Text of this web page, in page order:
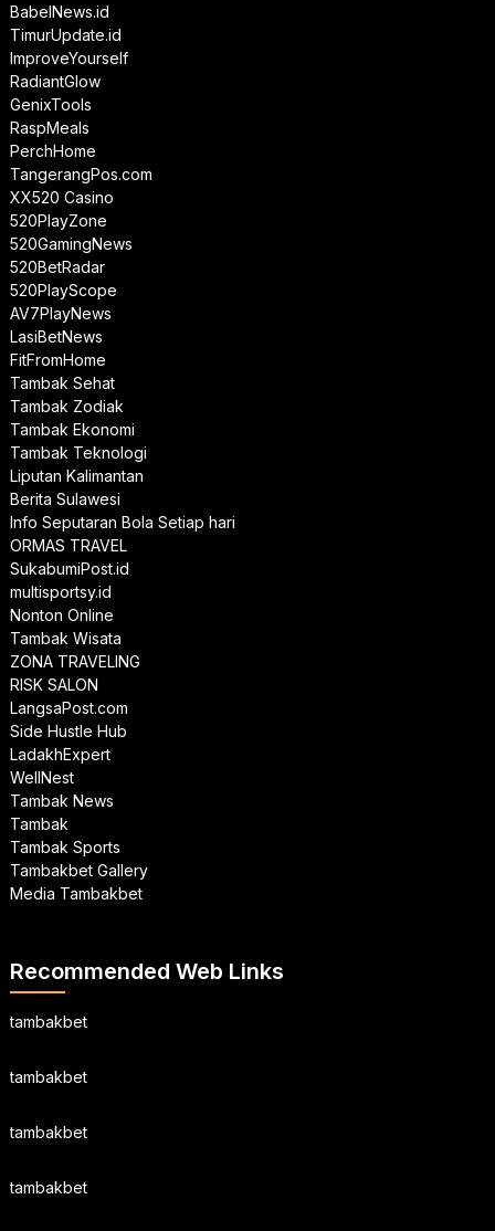
BabelNews.id
TimurUpdate.id
ImproveYourself
RadiantGlow
GenixTools
RaspMeals
PerchHome
TangerangPos.com
XX520 Casino
520PlayZone
520GamingNews
520BetRadar
520PlayScope
AV7PlayNews
LasiBetNews
FitFromHome
Tambak Sehat
Tambak Zodiak
Tambak Ekonomi
Tambak Teknologi
Liputan Kalimantan
Berita Sulawesi
Info Seputaran Bola Setiap hari
ORMAS TRAVEL
SukabumiPost.id
multisportsy.id
Nonton Online
Tambak Wisata
ZONA TRAVELING
RISK SALON
LangsaPost.com
Side Hustle Hub
LadakhExpert
WellNest
Tambak News
Tambak
Tambak Sports
Tambakbet Gallery
Media Tambakbet
Recommended Web Links
tambakbet
tambakbet
tambakbet
tambakbet